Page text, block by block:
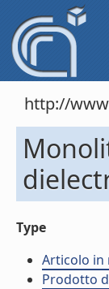
http://
Type
Articolo in
Prodotto